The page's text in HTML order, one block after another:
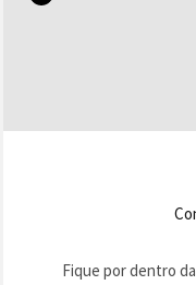
Fique por dentro